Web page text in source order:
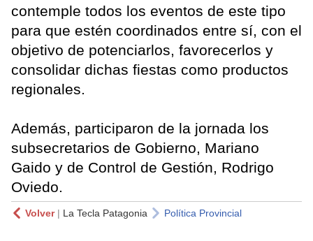
contemple todos los eventos de este tipo
para que estén coordinados entre sí, con el
objetivo de potenciarlos, favorecerlos y
consolidar dichas fiestas como productos
regionales.
Además, participaron de la jornada los
subsecretarios de Gobierno, Mariano
Gaido y de Control de Gestión, Rodrigo
Oviedo.
Volver| La Tecla Patagonia Política Provincial